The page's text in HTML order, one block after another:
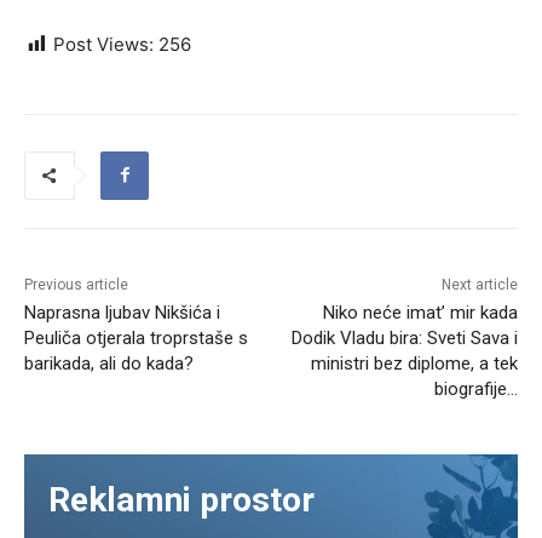
Post Views: 256
Previous article
Naprasna ljubav Nikšića i
Peuliča otjerala troprstaše s
barikada, ali do kada?
Next article
Niko neće imat’ mir kada
Dodik Vladu bira: Sveti Sava i
ministri bez diplome, a tek
biografije…
Reklamni prostor